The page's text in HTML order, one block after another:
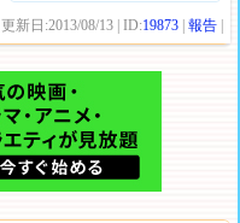
| 更新日:2013/08/13 | ID:19873 |報告